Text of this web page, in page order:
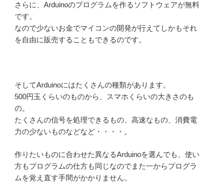
さらに、Arduinoのプログラムを作るソフトウェアが無料
です。
なので少ないお金でマイコンの開発が行えてしかもそれ
を自由に販売することもできるのです。
そしてArduinoにはたくさんの種類があります。
500円玉くらいのものから、スマホくらいの大きさのも
の。
たくさんの信号を処理できるもの、高速なもの、消費電
力の少ないものなどなど・・・・。
作りたいものに合わせた異なるArduinoを選んでも、使い
方もプログラムの仕方も同じなのでまた一からプログラ
ムを覚え直す手間がかかりません。